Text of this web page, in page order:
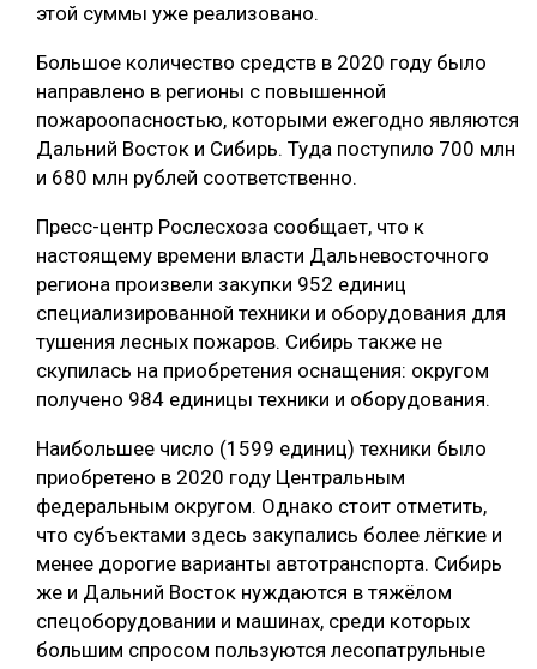
КОМПЛЕКСНАЯ ПЕРЕРАБОТКА
ЛЕСОПИЛЕНИЕ
ДЕРЕВЯННОЕ ДОМОСТРОЕНИЕ
БЕЗОПАСНОЕ ПРОИЗВОДСТВО
СОРТИРОВКА ДРЕВЕСИНЫ
СУШКА ДРЕВЕСИНЫ
МЕБЕЛЬНОЕ ПРОИЗВОДСТВО
этой суммы уже реализовано.
Большое количество средств в 2020 году было
направлено в регионы с повышенной
пожароопасностью, которыми ежегодно являются
Дальний Восток и Сибирь. Туда поступило 700 млн
и 680 млн рублей соответственно.
Пресс-центр Рослесхоза сообщает, что к
настоящему времени власти Дальневосточного
региона произвели закупки 952 единиц
специализированной техники и оборудования для
тушения лесных пожаров. Сибирь также не
скупилась на приобретения оснащения: округом
получено 984 единицы техники и оборудования.
Наибольшее число (1599 единиц) техники было
приобретено в 2020 году Центральным
федеральным округом. Однако стоит отметить,
что субъектами здесь закупались более лёгкие и
менее дорогие варианты автотранспорта. Сибирь
же и Дальний Восток нуждаются в тяжёлом
спецоборудовании и машинах, среди которых
большим спросом пользуются лесопатрульные